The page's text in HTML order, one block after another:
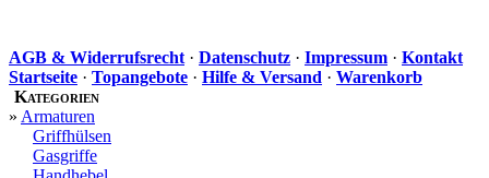
AGB & Widerrufsrecht · Datenschutz · Impressum · Kontakt
Startseite · Topangebote · Hilfe & Versand · Warenkorb
Kategorien
» Armaturen
Griffhülsen
Gasgriffe